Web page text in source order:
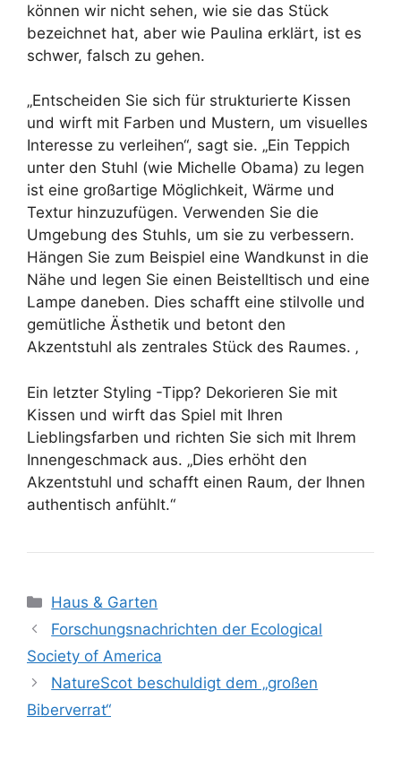
können wir nicht sehen, wie sie das Stück
bezeichnet hat, aber wie Paulina erklärt, ist es
schwer, falsch zu gehen.
„Entscheiden Sie sich für strukturierte Kissen
und wirft mit Farben und Mustern, um visuelles
Interesse zu verleihen“, sagt sie. „Ein Teppich
unter den Stuhl (wie Michelle Obama) zu legen
ist eine großartige Möglichkeit, Wärme und
Textur hinzuzufügen. Verwenden Sie die
Umgebung des Stuhls, um sie zu verbessern.
Hängen Sie zum Beispiel eine Wandkunst in die
Nähe und legen Sie einen Beistelltisch und eine
Lampe daneben. Dies schafft eine stilvolle und
gemütliche Ästhetik und betont den
Akzentstuhl als zentrales Stück des Raumes. ‚
Ein letzter Styling -Tipp? Dekorieren Sie mit
Kissen und wirft das Spiel mit Ihren
Lieblingsfarben und richten Sie sich mit Ihrem
Innengeschmack aus. „Dies erhöht den
Akzentstuhl und schafft einen Raum, der Ihnen
authentisch anfühlt.“
Kategorien
Haus & Garten
Forschungsnachrichten der Ecological
Society of America
NatureScot beschuldigt dem „großen
Biberverrat“